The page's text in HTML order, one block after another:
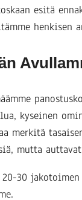
esitä
henkisen
kyseinen
merkitä
mutta
30